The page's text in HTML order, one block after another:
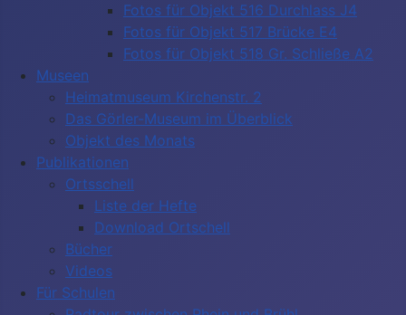
Fotos für Objekt 516 Durchlass J4
Fotos für Objekt 517 Brücke E4
Fotos für Objekt 518 Gr. Schließe A2
Museen
Heimatmuseum Kirchenstr. 2
Das Görler-Museum im Überblick
Objekt des Monats
Publikationen
Ortsschell
Liste der Hefte
Download Ortschell
Bücher
Videos
Für Schulen